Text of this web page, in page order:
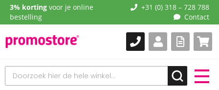
3% korting voor je online
bestelling
+31 (0) 318 – 728 788
Contact